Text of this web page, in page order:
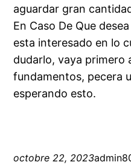
aguardar gran
En Caso De Que
esta interesado en lo
dudarlo, vaya primero
fundamentos, pecera
esperando esto.
octobre 22, 2023